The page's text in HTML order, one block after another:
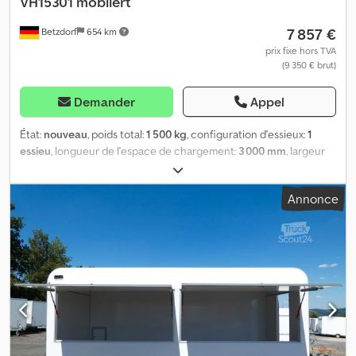
Betzdorf 654 km 7 857 €
prix fixe hors TVA
(9 350 € brut)
Demander Appel
État: nouveau, poids total:1 500 kg, configuration d'essieux:1
essieu, longueur de l'espace de chargement: 3 000 mm, largeur
2 200 mm
chargement:2 300 mm, Remorque de vente VH15301 aménagée
avec comptoir, étagère et installation électrique, sans évier
Veuillez utiliser le numéro 0608 pour les demandes. * Poids total
autorisé : 1500 kg * Dimensions intérieures L : 300 cm, l : 220 cm, h :
230 cm * Longueur totale avec timon env. 480 cm * Revêtement
intérieur et extérieur blanc laqué * Carrosserie isolée
intégralement * Sol en PVC résistant à l’usure * Châssis galvanisé
à chaud par immersion * Électricité 13 pôles, 12 V * Pneus
195/50R13C * Fabricant des essieux : AL-KO ou KNOTT * Nombre
d’essieux : 1 * Essieu freiné * Roue jockey de série * Porte
d’entrée sur la paroi avant * Aérateur latéral de série * Serrure de
Annonce